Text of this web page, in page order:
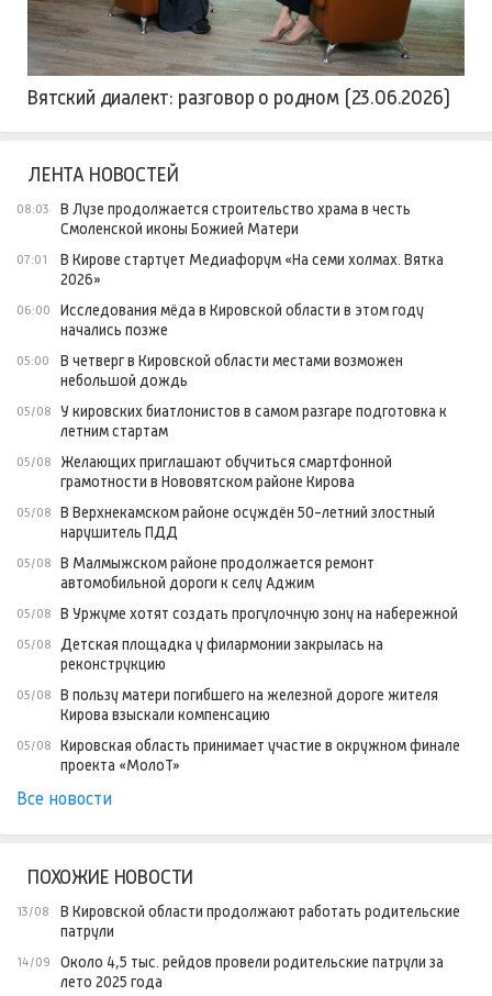
Вятский диалект: разговор о родном (23.06.2026)
ЛЕНТА НОВОСТЕЙ
08:03
В Лузе продолжается строительство храма в честь
Смоленской иконы Божией Матери
07:01
В Кирове стартует Медиафорум «На семи холмах. Вятка
2026»
06:00
Исследования мёда в Кировской области в этом году
начались позже
05:00
В четверг в Кировской области местами возможен
небольшой дождь
05/08
У кировских биатлонистов в самом разгаре подготовка к
летним стартам
05/08
Желающих приглашают обучиться смартфонной
грамотности в Нововятском районе Кирова
05/08
В Верхнекамском районе осуждён 50-летний злостный
нарушитель ПДД
05/08
В Малмыжском районе продолжается ремонт
автомобильной дороги к селу Аджим
05/08 В Уржуме хотят создать прогулочную зону на набережной
05/08
Детская площадка у филармонии закрылась на
реконструкцию
05/08
В пользу матери погибшего на железной дороге жителя
Кирова взыскали компенсацию
05/08
Кировская область принимает участие в окружном финале
проекта «МолоТ»
Все новости
ПОХОЖИЕ НОВОСТИ
13/08
В Кировской области продолжают работать родительские
патрули
14/09
Около 4,5 тыс. рейдов провели родительские патрули за
лето 2025 года